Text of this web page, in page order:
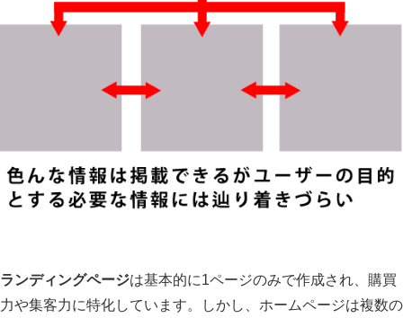
ランディングページは基本的に1ページのみで作成され、購買
力や集客力に特化しています。しかし、ホームページは複数の